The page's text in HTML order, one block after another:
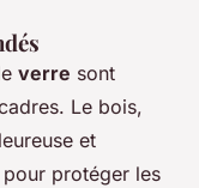
verre sont
Le bois,
et
protéger les